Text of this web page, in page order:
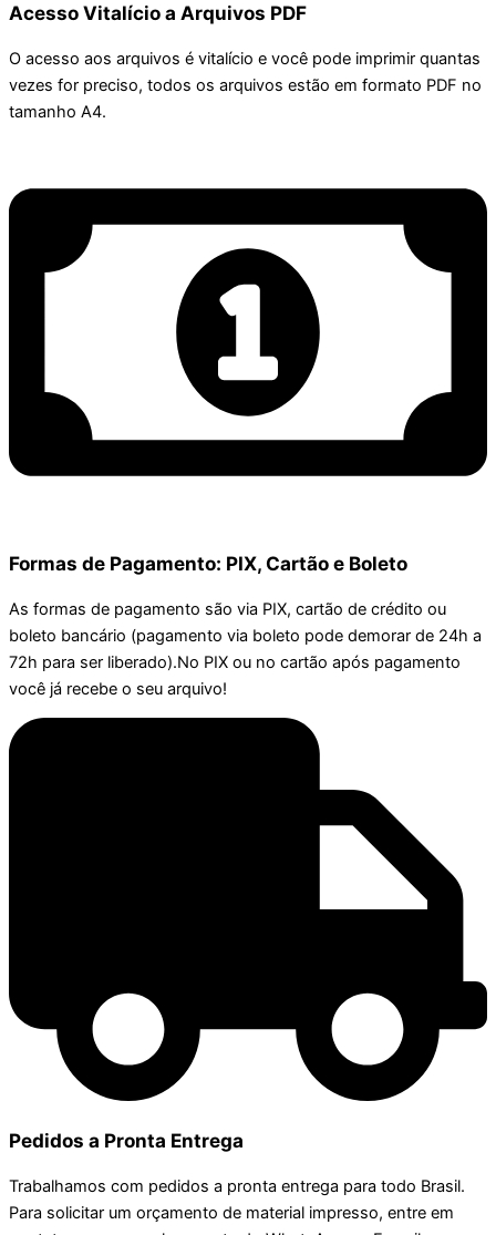
Acesso Vitalício a Arquivos PDF
O acesso aos arquivos é vitalício e você pode imprimir quantas
vezes for preciso, todos os arquivos estão em formato PDF no
tamanho A4.
Formas de Pagamento: PIX, Cartão e Boleto
As formas de pagamento são via PIX, cartão de crédito ou
boleto bancário (pagamento via boleto pode demorar de 24h a
72h para ser liberado).No PIX ou no cartão após pagamento
você já recebe o seu arquivo!
Pedidos a Pronta Entrega
Trabalhamos com pedidos a pronta entrega para todo Brasil.
Para solicitar um orçamento de material impresso, entre em